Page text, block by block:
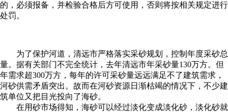
的，必须报备，并检验合格后方可使用，否则将按相关规定进行
处罚。
为了保护河道，清远市严格落实采砂规划，控制年度采砂总
量。据有关部门不完全统计，去年清远市年采砂量130万方。但
年需求超300万方，每年的许可采砂量远远满足不了建筑需求，
河砂供需矛盾突出。故而在河砂资源日渐枯竭的情况下，不少建
筑单位又把目光投向了海砂。
在用砂市场得知，海砂可以经过淡化变成淡化砂，淡化砂就